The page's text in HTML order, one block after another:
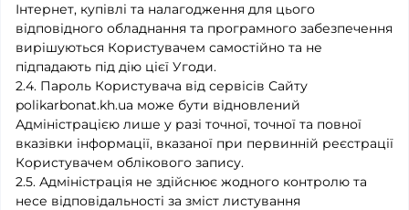
Інтернет, купівлі та налагодження для цього
відповідного обладнання та програмного забезпечення
вирішуються Користувачем самостійно та не
підпадають під дію цієї Угоди.
2.4. Пароль Користувача від сервісів Сайту
polikarbonat.kh.ua може бути відновлений
Адміністрацією лише у разі точної, точної та повної
вказівки інформації, вказаної при первинній реєстрації
Користувачем облікового запису.
2.5. Адміністрація не здійснює жодного контролю та
несе відповідальності за зміст листування